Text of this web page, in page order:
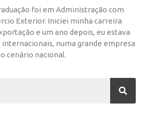
foi em Administração com
Exterior. Iniciei minha carreira
e um ano depois, eu estava
numa grande empresa
cenário nacional.